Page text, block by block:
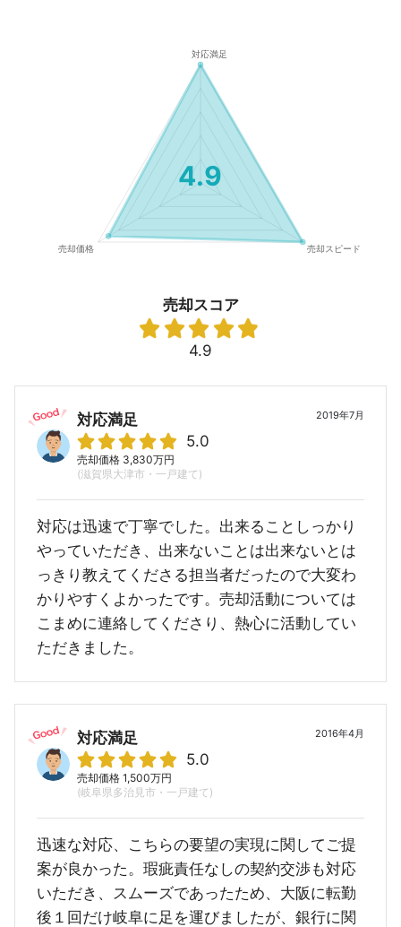
4.9
売却スコア
4.9
2019年7月
対応満足
5.0
売却価格 3,830万円
(滋賀県大津市・一戸建て)
対応は迅速で丁寧でした。出来ることしっかり
やっていただき、出来ないことは出来ないとは
っきり教えてくださる担当者だったので大変わ
かりやすくよかったです。売却活動については
こまめに連絡してくださり、熱心に活動してい
ただきました。
2016年4月
対応満足
5.0
売却価格 1,500万円
(岐阜県多治見市・一戸建て)
迅速な対応、こちらの要望の実現に関してご提
案が良かった。瑕疵責任なしの契約交渉も対応
いただき、スムーズであったため、大阪に転勤
後１回だけ岐阜に足を運びましたが、銀行に関